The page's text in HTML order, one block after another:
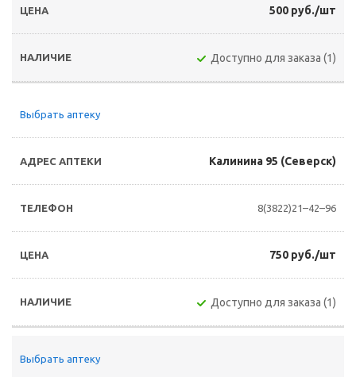
500 руб./шт
Доступно для заказа (1)
Выбрать аптеку
Калинина 95 (Северск)
8(3822)21–42–96
750 руб./шт
Доступно для заказа (1)
Выбрать аптеку